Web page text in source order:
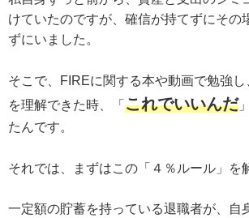
けていたのですが、確信が持てずにその
ずにいました。
そこで、FIREに関する本や動画で勉強し
を理解できた時、「 これでいいんだ
たんです。
それでは、まずはこの「４％ルール」を
一定額の貯蓄を持っている退職者が、自